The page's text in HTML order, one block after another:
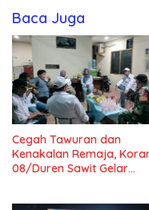
Baca Juga
Cegah Tawuran dan
Kenakalan Remaja,
08/Duren Sawit Gelar